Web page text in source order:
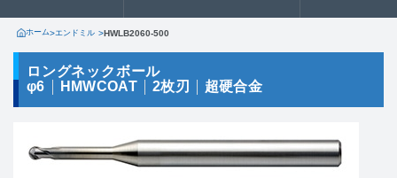
製品に関するお問い合わせはこちら
カタログ一覧
ホーム>エンドミル >HWLB2060-500
ロングネックボール
φ6
HMWCOAT 2枚刃 超硬合金